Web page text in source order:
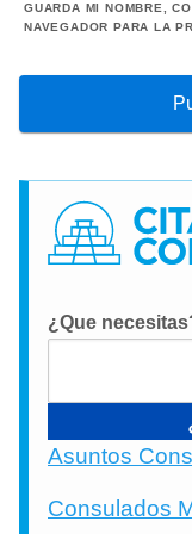
GUARDA MI NOMBRE,
NAVEGADOR PARA LA
¿Que
Asuntos
Consulados